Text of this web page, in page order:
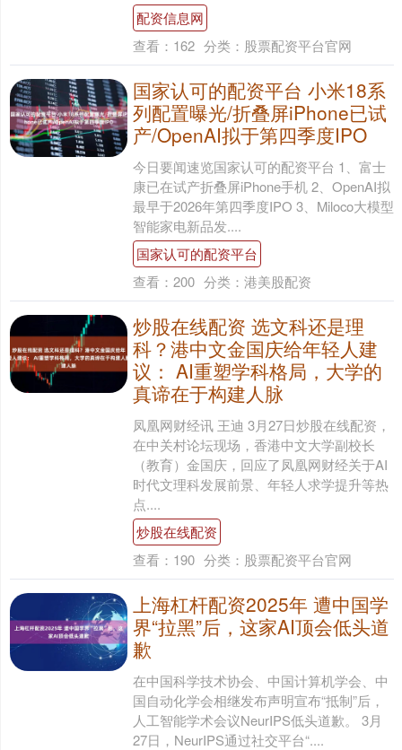
配资信息网
查看： 162 分类： 股票配资平台官网
国家认可的配资平台 小米18系
列配置曝光/折叠屏iPhone已试
产/OpenAI拟于第四季度IPO
今日要闻速览国家认可的配资平台 1、富士
康已在试产折叠屏iPhone手机 2、OpenAI拟
最早于2026年第四季度IPO 3、Miloco大模型
智能家电新品发....
国家认可的配资平台
查看： 200 分类： 港美股配资
炒股在线配资 选文科还是理
科？港中文金国庆给年轻人建
议： AI重塑学科格局，大学的
真谛在于构建人脉
凤凰网财经讯 王迪 3月27日炒股在线配资，
在中关村论坛现场，香港中文大学副校长
（教育）金国庆，回应了凤凰网财经关于AI
时代文理科发展前景、年轻人求学提升等热
点....
炒股在线配资
查看： 190 分类： 股票配资平台官网
上海杠杆配资2025年 遭中国学
界“拉黑”后，这家AI顶会低头道
歉
在中国科学技术协会、中国计算机学会、中
国自动化学会相继发布声明宣布“抵制”后，
人工智能学术会议NeurIPS低头道歉。 3月
27日，NeurIPS通过社交平台“....